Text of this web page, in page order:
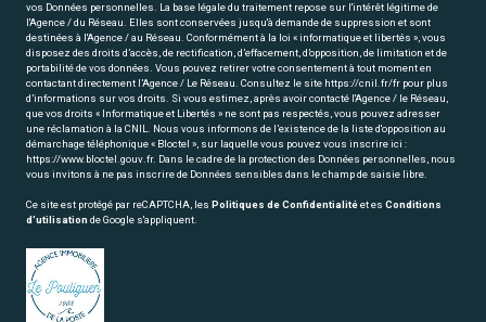
vos Données personnelles. La base légale du traitement repose sur l'intérêt légitime de
l'Agence / du Réseau. Elles sont conservées jusqu'à demande de suppression et sont
destinées à l'Agence / au Réseau. Conformément à la loi « informatique et libertés », vous
disposez des droits d’accès, de rectification, d’effacement, d’opposition, de limitation et de
portabilité de vos données. Vous pouvez retirer votre consentement à tout moment en
contactant directement l’Agence / Le Réseau. Consultez le site https://cnil.fr/fr pour plus
d’informations sur vos droits. Si vous estimez, après avoir contacté l'Agence / le Réseau,
que vos droits « Informatique et Libertés » ne sont pas respectés, vous pouvez adresser
une réclamation à la CNIL. Nous vous informons de l’existence de la liste d'opposition au
démarchage téléphonique « Bloctel », sur laquelle vous pouvez vous inscrire ici :
https://www.bloctel.gouv.fr. Dans le cadre de la protection des Données personnelles, nous
vous invitons à ne pas inscrire de Données sensibles dans le champ de saisie libre.
Ce site est protégé par reCAPTCHA, les Politiques de Confidentialitéet es Conditions
d'utilisation de Google s'appliquent.